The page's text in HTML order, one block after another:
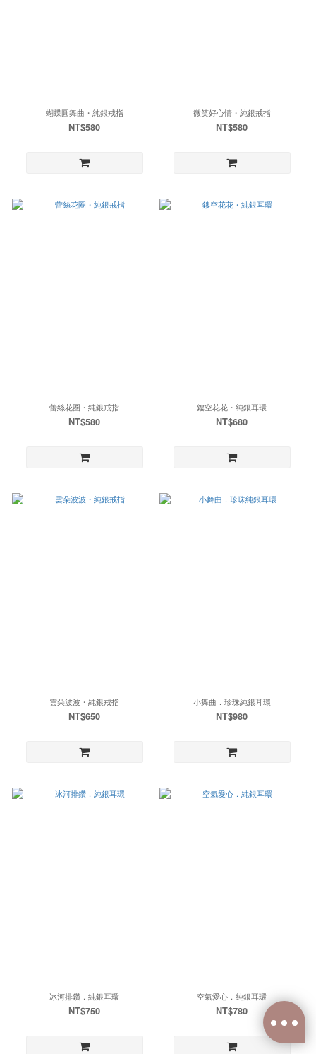
蝴蝶圓舞曲・純銀戒指
NT$580
微笑好心情・純銀戒指
NT$580
蕾絲花圈・純銀戒指
NT$580
鏤空花花・純銀耳環
NT$680
雲朵波波・純銀戒指
NT$650
小舞曲．珍珠純銀耳環
NT$980
冰河排鑽．純銀耳環
NT$750
空氣愛心．純銀耳環
NT$780